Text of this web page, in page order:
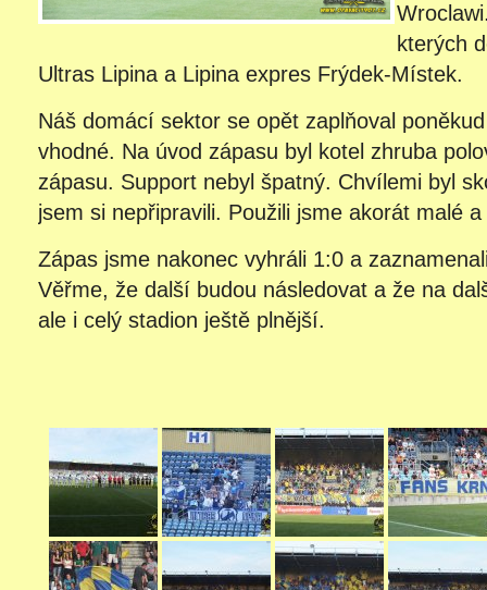
kterých
Ultras Lipina a Lipina expres Frýdek-Místek.
Náš domácí sektor se opět zaplňoval
vhodné. Na úvod zápasu byl kotel zhruba
zápasu. Support nebyl špatný. Chvílemi byl
jsem si nepřipravili. Použili jsme akorát malé
Zápas jsme nakonec vyhráli 1:0 a
Věřme, že další budou následovat a že na
ale i celý stadion ještě plnější.